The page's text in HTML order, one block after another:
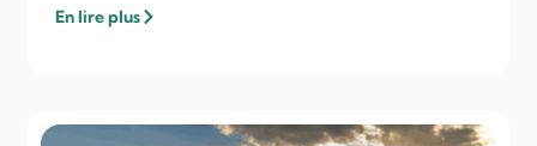
En lire plus